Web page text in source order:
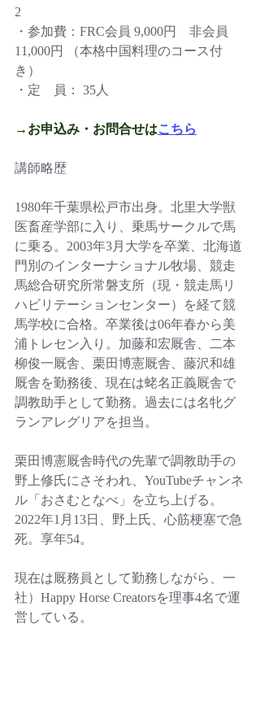
2
・参加費：FRC会員 9,000円　非会員
11,000円 （本格中国料理のコース付
き）
・定　員： 35人
→お申込み・お問合せはこちら
講師略歴
1980年千葉県松戸市出身。北里大学獣
医畜産学部に入り、乗馬サークルで馬
に乗る。2003年3月大学を卒業、北海道
門別のインターナショナル牧場、競走
馬総合研究所常磐支所（現・競走馬リ
ハビリテーションセンター）を経て競
馬学校に合格。卒業後は06年春から美
浦トレセン入り。加藤和宏厩舎、二本
柳俊一厩舎、栗田博憲厩舎、藤沢和雄
厩舎を勤務後、現在は蛯名正義厩舎で
調教助手として勤務。過去には名牝グ
ランアレグリアを担当。
栗田博憲厩舎時代の先輩で調教助手の
野上修氏にさそわれ、YouTubeチャンネ
ル「おさむとなべ」を立ち上げる。
2022年1月13日、野上氏、心筋梗塞で急
死。享年54。
現在は厩務員として勤務しながら、一
社）Happy Horse Creatorsを理事4名で運
営している。